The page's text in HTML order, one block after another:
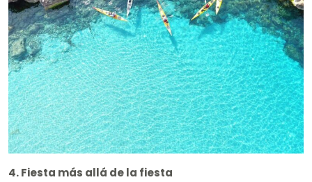
4. Fiesta más allá de la fiesta